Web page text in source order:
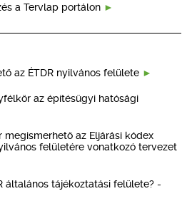
a Tervlap portálon
az ÉTDR nyilvános felülete
az építésügyi hatósági
megismerhető az Eljárási kódex
felületére vonatkozó tervezet
általános tájékoztatási felülete? -